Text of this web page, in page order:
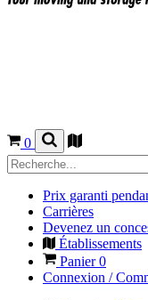
0
Prix garanti
Carrières
Devenez un
Établissements
Panier0
Connexion /